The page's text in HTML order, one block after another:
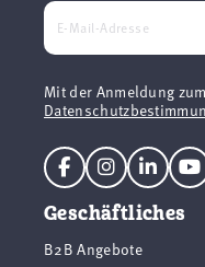
Mit der Anmeldung
Geschäftliches
B2B Angebote